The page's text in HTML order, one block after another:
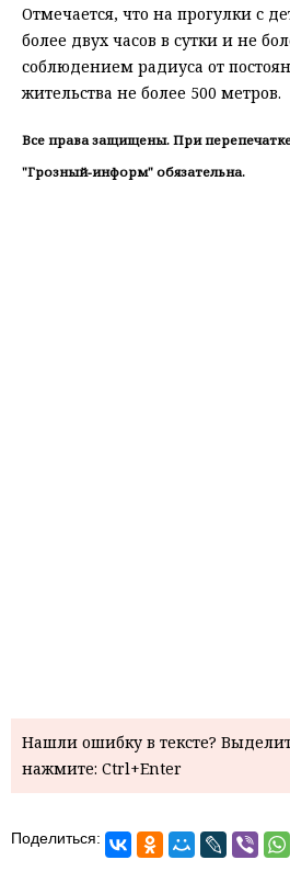
Отмечается, что на прогулки с
более двух часов в сутки и не
соблюдением радиуса от
жительства не более 500 метров.
Все права защищены. При
"Грозный-информ" обязательна.
Нашли ошибку в тексте?
нажмите: Ctrl+Enter
Поделиться: